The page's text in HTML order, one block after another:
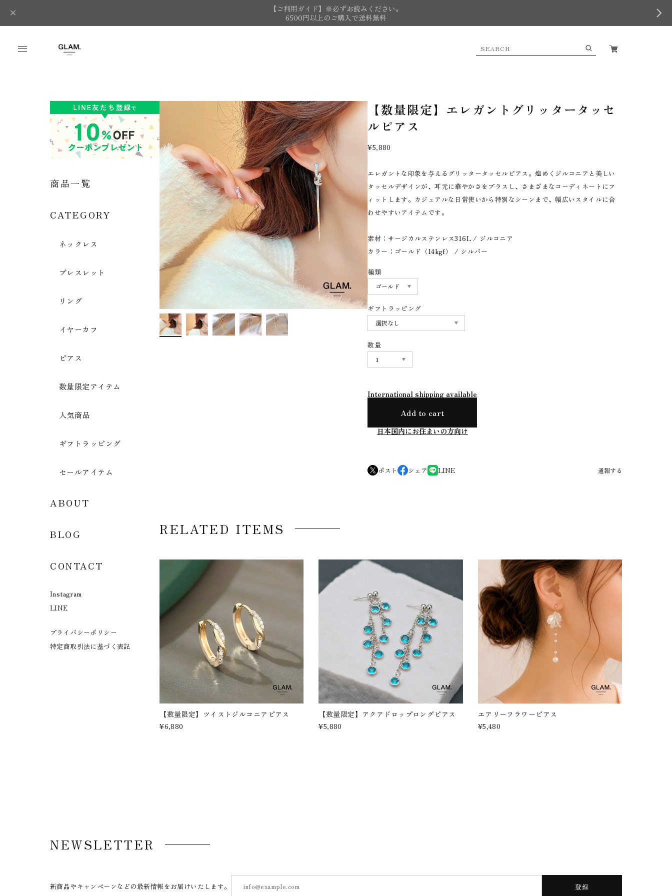
【ご利用ガイド】※必ずお読みください。
6500円以上のご購入で送料無料
商品一覧
CATEGORY
ネックレス
ブレスレット
リング
イヤーカフ
ピアス
数量限定アイテム
人気商品
ギフトラッピング
セールアイテム
ABOUT
BLOG
CONTACT
Instagram
LINE
プライバシーポリシー
特定商取引法に基づく表記
【数量限定】エレガントグリッタータッセ
ルピアス
¥5,880
エレガントな印象を与えるグリッタータッセルピアス。煌めくジルコニアと美しい
タッセルデザインが、耳元に華やかさをプラスし、さまざまなコーディネートにフ
ィットします。カジュアルな日常使いから特別なシーンまで、幅広いスタイルに合
わせやすいアイテムです。
素材：サージカルステンレス316L / ジルコニア
カラー：ゴールド（14kgf） / シルバー
種類
ギフトラッピング
数量
International shipping available
Add to cart
日本国内にお住まいの方向け
ポスト シェア LINE 通報する
RELATED ITEMS
【数量限定】ツイストジルコニアピアス
¥6,880
【数量限定】アクアドロップロングピアス
¥5,880
エアリーフラワーピアス
¥5,480
NEWSLETTER
新商品やキャンペーンなどの最新情報をお届けいたします。 登録